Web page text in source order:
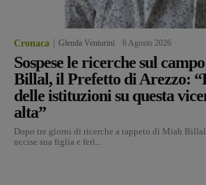
Cronaca Glenda Venturini 6 Agosto 2026
Sospese le ricerche sul
Billal, il Prefetto di Arezzo:
delle istituzioni su questa
alta”
Dopo tre giorni di ricerche a tappeto di Miah
uccise sua figlia e ferì...